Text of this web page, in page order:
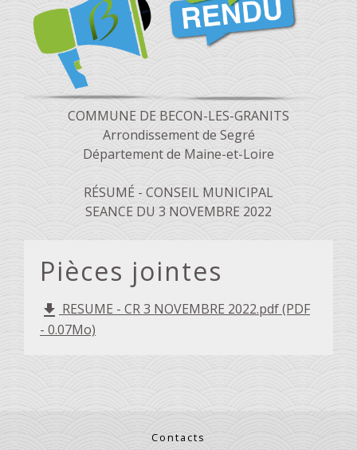
COMMUNE DE BECON-LES-GRANITS
Arrondissement de Segré
Département de Maine-et-Loire
RÉSUMÉ - CONSEIL MUNICIPAL
SEANCE DU 3 NOVEMBRE 2022
Pièces jointes
file_download RESUME - CR 3 NOVEMBRE 2022.pdf (PDF
- 0.07Mo)
Contacts